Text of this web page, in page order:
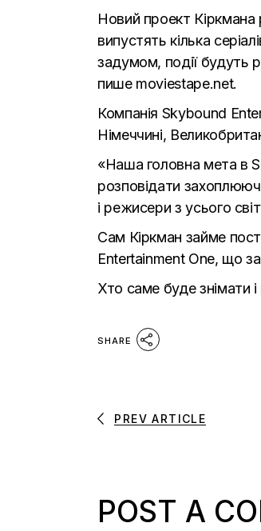
Новий проект Кіркмана
випустять кілька
задумом, події будуть
пишеmoviestape.net.
Компанія Skybound
Німеччині,
«Наша головна мета в
розповідати
і режисери з усього
Сам Кіркман займе
Entertainment One, що
Хто саме буде знімати
SHARE
PREV ARTICLE
POST A